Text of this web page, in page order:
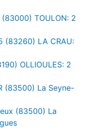
TOULON: 2
(83260) LA CRAU:
OLLIOULES: 2
(83500) La Seyne-
(83500) La